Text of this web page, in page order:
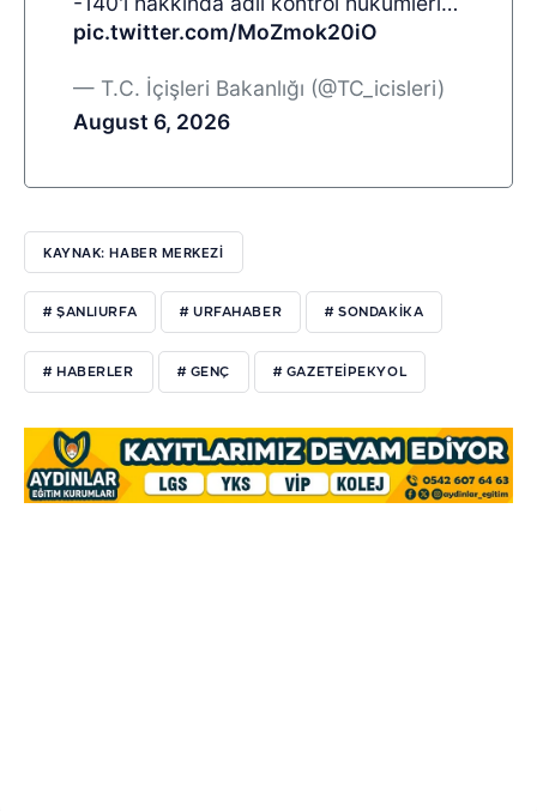
pic.twitter.com/MoZmok20iO
— T.C. İçişleri Bakanlığı (@TC_icisleri)
August 6, 2026
KAYNAK: HABER MERKEZI
# ŞANLIURFA # URFAHABER # SONDAKIKA
# HABERLER # GENÇ # GAZETEIPEKYOL